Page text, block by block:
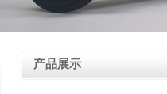
产品展示